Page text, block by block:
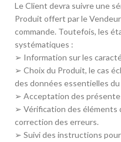
Le Client devra suivre une
Produit offert par le
commande. Toutefois, les
systématiques :
➢ Information sur les
➢ Choix du Produit, le cas
des données essentielles
➢ Acceptation des
➢ Vérification des éléments
correction des erreurs.
➢ Suivi des instructions